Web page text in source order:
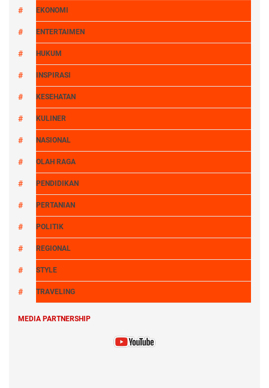
EKONOMI
ENTERTAIMEN
HUKUM
INSPIRASI
KESEHATAN
KULINER
NASIONAL
OLAH RAGA
PENDIDIKAN
PERTANIAN
POLITIK
REGIONAL
STYLE
TRAVELING
MEDIA PARTNERSHIP